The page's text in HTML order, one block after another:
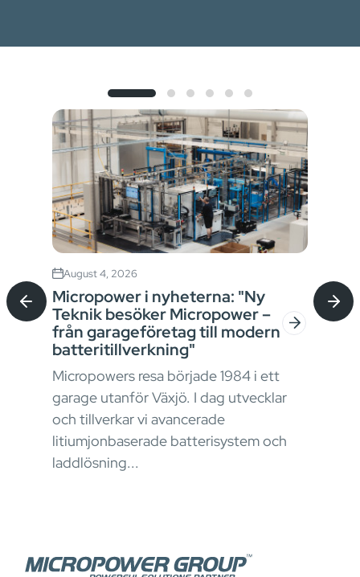
August 4, 2026
Micropower i nyheterna: "Ny
Teknik besöker Micropower –
från garageföretag till modern
batteritillverkning"
Micropowers resa började 1984 i ett
garage utanför Växjö. I dag utvecklar
och tillverkar vi avancerade
litiumjonbaserade batterisystem och
laddlösning...